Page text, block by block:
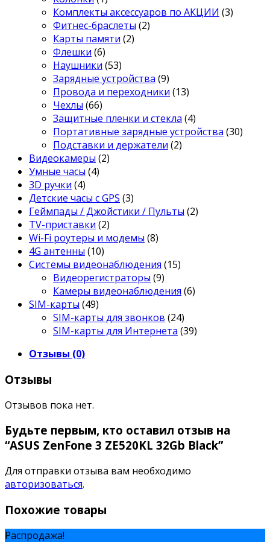
Комплекты аксессуаров по АКЦИИ (3)
Фитнес-браслеты (2)
Карты памяти (2)
Флешки (6)
Наушники (53)
Зарядные устройства (9)
Провода и переходники (13)
Чехлы (66)
Защитные пленки и стекла (4)
Портативные зарядные устройства (30)
Подставки и держатели (2)
Видеокамеры (2)
Умные часы (4)
3D ручки (4)
Детские часы с GPS (3)
Геймпады / Джойстики / Пульты (2)
TV-приставки (2)
Wi-Fi роутеры и модемы (8)
4G антенны (10)
Системы видеонаблюдения (15)
Видеорегистраторы (9)
Камеры видеонаблюдения (6)
SIM-карты (49)
SIM-карты для звонков (24)
SIM-карты для Интернета (39)
Отзывы (0)
Отзывы
Отзывов пока нет.
Будьте первым, кто оставил отзыв на
“ASUS ZenFone 3 ZE520KL 32Gb Black”
Для отправки отзыва вам необходимо
авторизоваться.
Похожие товары
Распродажа!